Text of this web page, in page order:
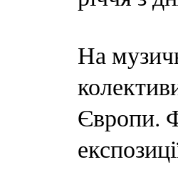
На
Європи.